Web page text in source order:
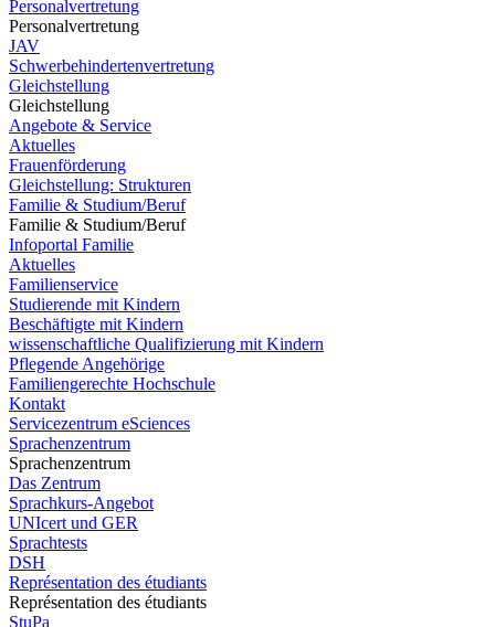
Personalvertretung
Personalvertretung
JAV
Schwerbehindertenvertretung
Gleichstellung
Gleichstellung
Angebote & Service
Aktuelles
Frauenförderung
Gleichstellung: Strukturen
Familie & Studium/Beruf
Familie & Studium/Beruf
Infoportal Familie
Aktuelles
Familienservice
Studierende mit Kindern
Beschäftigte mit Kindern
wissenschaftliche Qualifizierung mit Kindern
Pflegende Angehörige
Familiengerechte Hochschule
Kontakt
Servicezentrum eSciences
Sprachenzentrum
Sprachenzentrum
Das Zentrum
Sprachkurs-Angebot
UNIcert und GER
Sprachtests
DSH
Représentation des étudiants
Représentation des étudiants
StuPa